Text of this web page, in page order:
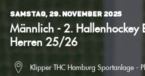
Samstag, 29. November 2025
Männlich - 2. Hallenhockey
Herren 25/26
Klipper THC Hamburg Sportanlage -